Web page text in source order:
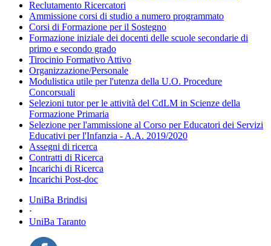
Reclutamento Ricercatori
Ammissione corsi di studio a numero programmato
Corsi di Formazione per il Sostegno
Formazione iniziale dei docenti delle scuole secondarie di
primo e secondo grado
Tirocinio Formativo Attivo
Organizzazione/Personale
Modulistica utile per l'utenza della U.O. Procedure
Concorsuali
Selezioni tutor per le attività del CdLM in Scienze della
Formazione Primaria
Selezione per l'ammissione al Corso per Educatori dei Servizi
Educativi per l'Infanzia - A.A. 2019/2020
Assegni di ricerca
Contratti di Ricerca
Incarichi di Ricerca
Incarichi Post-doc
UniBa Brindisi
·
UniBa Taranto